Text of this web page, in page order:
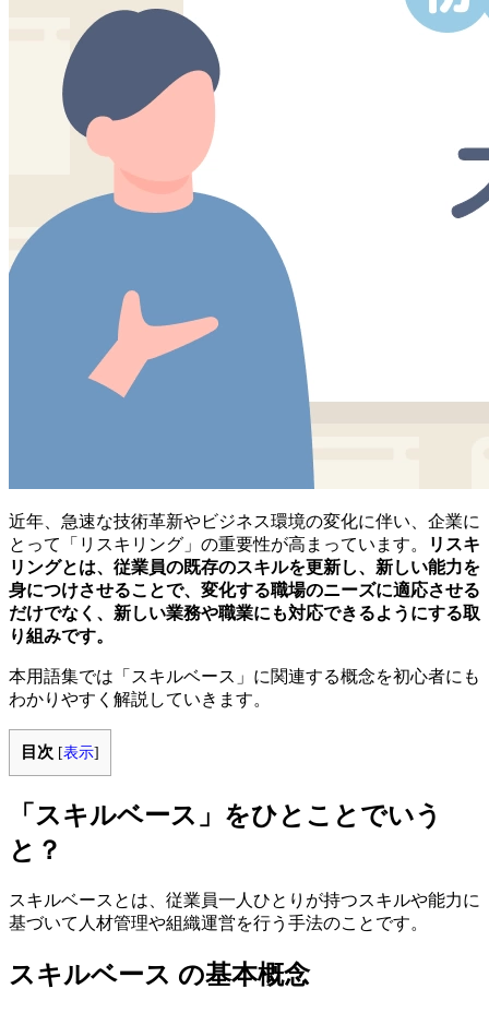
近年、急速な技術革新やビジネス環境の変化に伴い、企業に
とって「リスキリング」の重要性が高まっています。
リスキ
リングとは、従業員の既存のスキルを更新し、新しい能力を
身につけさせることで、変化する職場のニーズに適応させる
だけでなく、新しい業務や職業にも対応できるようにする取
り組みです。
本用語集では「スキルベース」に関連する概念を初心者にも
わかりやすく解説していきます。
目次 [表示]
「スキルベース」をひとことでいう
と？
スキルベースとは、従業員一人ひとりが持つスキルや能力に
基づいて人材管理や組織運営を行う手法のことです。
スキルベース の基本概念